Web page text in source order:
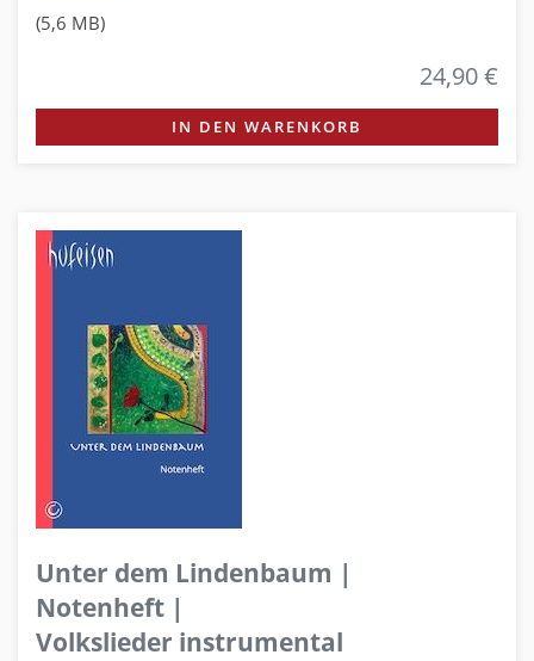
(5,6 MB)
24,90 €
IN DEN WARENKORB
Unter dem Lindenbaum |
Notenheft |
Volkslieder instrumental